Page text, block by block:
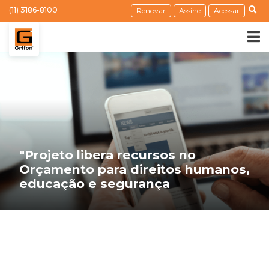
(11) 3186-8100 Renovar Assine Acessar
"Projeto libera recursos no
Orçamento para direitos humanos,
educação e segurança